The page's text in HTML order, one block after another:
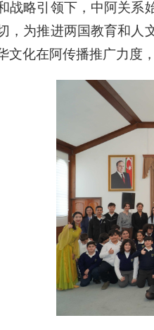
战略引领下，中阿关系
，为推进两国教育和人
文化在阿传播推广力度